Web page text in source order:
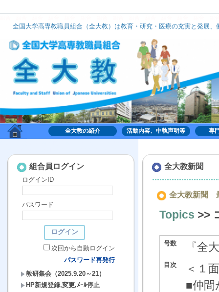
全国大学高専教職員組合（全大教）は教育・研究・医療の充実と発展、
全大教の紹介 活動内容、中執声明等 専
組合員ログイン
ログインID
パスワード
次回から自動ログイン
パスワード再発行
教研集会（2025.9.20～21）
HP新規登録,変更,ﾒｰﾙ停止
全大教新聞
全大教新聞
Topics >>
号数 『全
目次
＜１
■仲間